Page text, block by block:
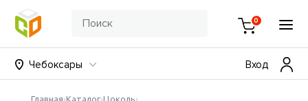
0
Чебоксары Вход
Главная Каталог Цоколь